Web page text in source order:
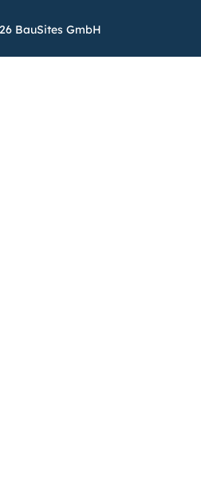
BauSites GmbH